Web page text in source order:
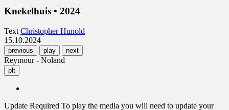
Knekelhuis • 2024
Text Christopher Hunold
15.10.2024
previous play next
Reymour - Noland
plt
Update Required To play the media you will need to update your